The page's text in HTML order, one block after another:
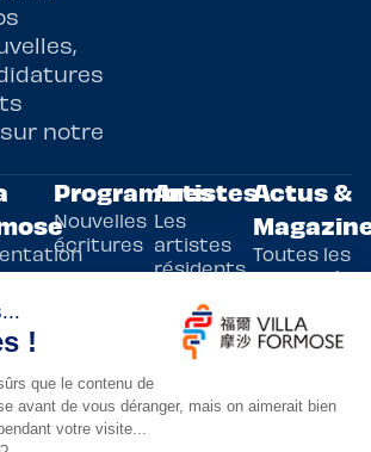
notre
de
Programmes
Nouvelles
écritures
vivants
innovants
Artistes
Les
artistes
résidents
Evènements
Actus &
Toutes les
actualités